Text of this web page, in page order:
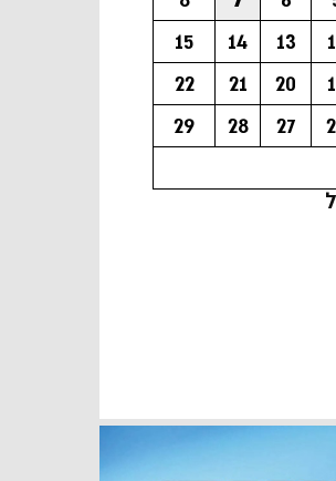
13
14
15
20
21
22
27
28
29